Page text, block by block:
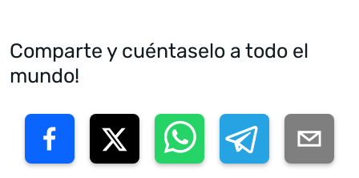
Comparte y cuéntaselo a todo el
mundo!